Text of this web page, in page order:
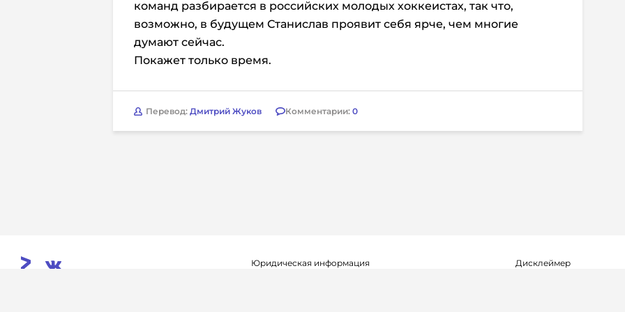
команд разбирается в российских молодых хоккеистах, так что,
возможно, в будущем Станислав проявит себя ярче, чем многие
думают сейчас.
Покажет только время.
Перевод: Дмитрий Жуков Комментарии: 0
Юридическая информация Дисклеймер